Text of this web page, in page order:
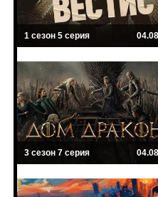
1 сезон 5 серия
3 сезон 7 серия